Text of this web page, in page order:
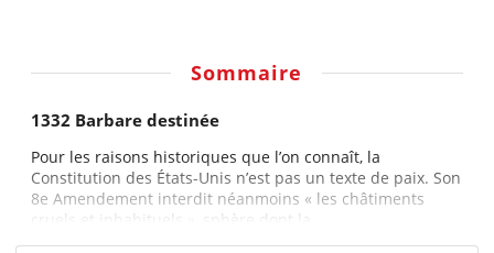
Sommaire
1332 Barbare destinée
Pour les raisons historiques que l’on connaît, la
Constitution des États-Unis n’est pas un texte de paix. Son
8e Amendement interdit néanmoins « les châtiments
cruels et inhabituels », sphère dont la...